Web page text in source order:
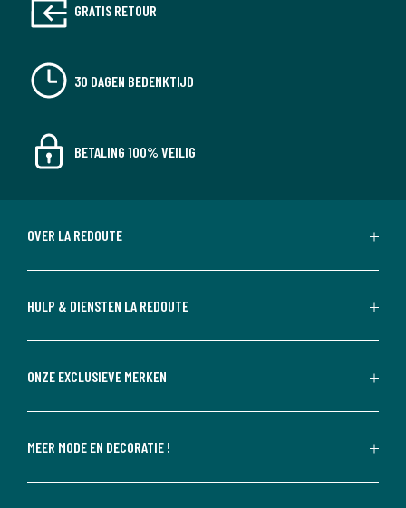
GRATIS RETOUR
30 DAGEN BEDENKTIJD
BETALING 100% VEILIG
OVER LA REDOUTE
HULP & DIENSTEN LA REDOUTE
ONZE EXCLUSIEVE MERKEN
MEER MODE EN DECORATIE !